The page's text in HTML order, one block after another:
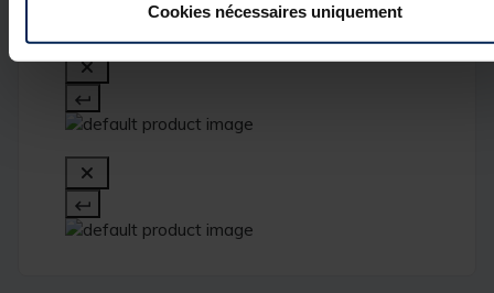
Cookies nécessaires uniquement